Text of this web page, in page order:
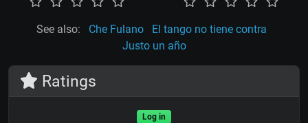
See also: Che Fulano
El tango no tiene contra
Justo un año
Ratings
Log in